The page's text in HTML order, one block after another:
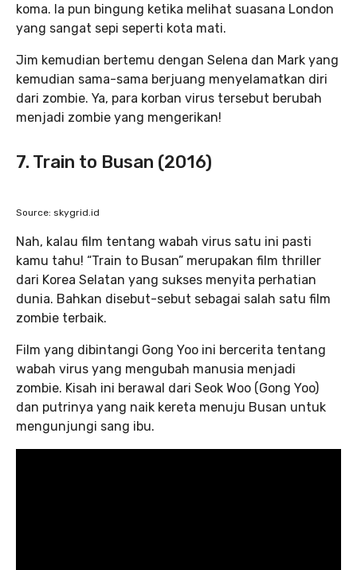
koma. Ia pun bingung ketika melihat suasana London
yang sangat sepi seperti kota mati.
Jim kemudian bertemu dengan Selena dan Mark yang
kemudian sama-sama berjuang menyelamatkan diri
dari zombie. Ya, para korban virus tersebut berubah
menjadi zombie yang mengerikan!
7. Train to Busan (2016)
Source: skygrid.id
Nah, kalau film tentang wabah virus satu ini pasti
kamu tahu! “Train to Busan” merupakan film thriller
dari Korea Selatan yang sukses menyita perhatian
dunia. Bahkan disebut-sebut sebagai salah satu film
zombie terbaik.
Film yang dibintangi Gong Yoo ini bercerita tentang
wabah virus yang mengubah manusia menjadi
zombie. Kisah ini berawal dari Seok Woo (Gong Yoo)
dan putrinya yang naik kereta menuju Busan untuk
mengunjungi sang ibu.